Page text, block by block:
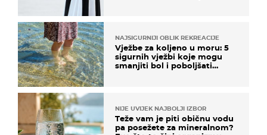
NAJSIGURNIJI OBLIK REKREACIJE
Vježbe za koljeno u moru: 5
sigurnih vježbi koje mogu
smanjiti bol i poboljšati
NIJE UVIJEK NAJBOLJI IZBOR
Teže vam je piti običnu vodu
pa posežete za mineralnom?